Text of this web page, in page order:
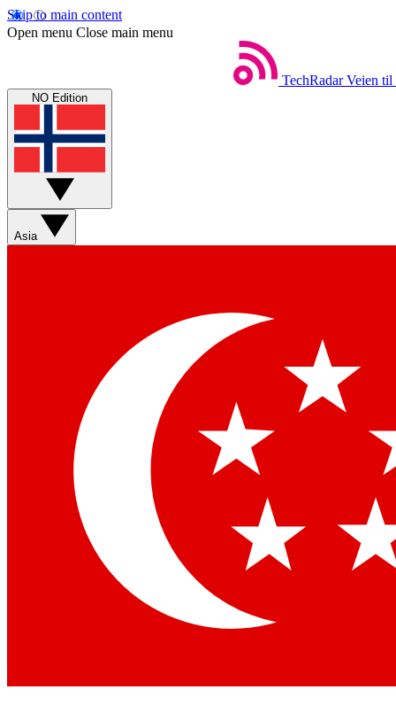
Skip to main content
Open menu Close main menu
TechRadar Veien til
NO Edition
Asia